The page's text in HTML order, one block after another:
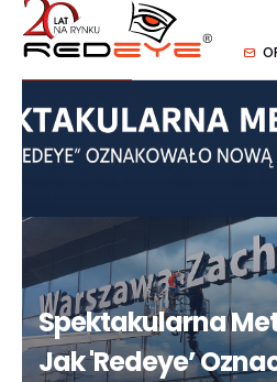
Spektakularna
Jak 'Redeye’